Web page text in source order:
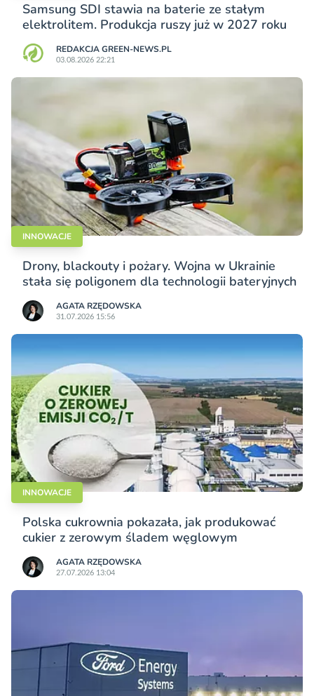
Samsung SDI stawia na baterie ze stałym
elektrolitem. Produkcja ruszy już w 2027 roku
REDAKCJA GREEN-NEWS.PL
03.08.2026 22:21
INNOWACJE
Drony, blackouty i pożary. Wojna w Ukrainie
stała się poligonem dla technologii bateryjnych
AGATA RZĘDOWSKA
31.07.2026 15:56
INNOWACJE
Polska cukrownia pokazała, jak produkować
cukier z zerowym śladem węglowym
AGATA RZĘDOWSKA
27.07.2026 13:04